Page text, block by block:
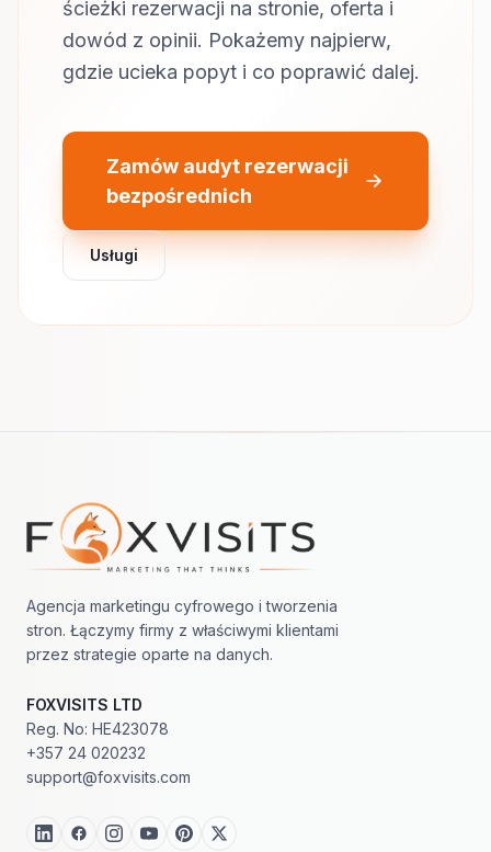
ścieżki rezerwacji na stronie, oferta i
dowód z opinii. Pokażemy najpierw,
gdzie ucieka popyt i co poprawić dalej.
Zamów audyt rezerwacji
bezpośrednich
Usługi
Nawigacja w stopce
Agencja marketingu cyfrowego i tworzenia
stron. Łączymy firmy z właściwymi klientami
przez strategie oparte na danych.
FOXVISITS LTD
Reg. No: HE423078
+357 24 020232
support@foxvisits.com